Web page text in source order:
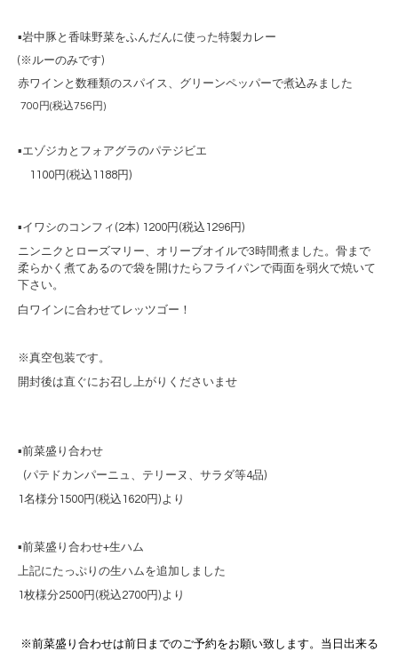
▪️岩中豚と香味野菜をふんだんに使った特製カレー
(※ルーのみです)
赤ワインと数種類のスパイス、グリーンペッパーで煮込みました
700円(税込756円)
▪️エゾジカとフォアグラのパテジビエ
1100円(税込1188円)
▪️イワシのコンフィ (2本) 1200円 (税込 1296円)
ニンニクとローズマリー、オリーブオイルで3時間煮ました。 骨まで
柔らかく煮てあるので袋を開けたらフライパンで両面を弱火で焼いて
下さい。
白ワインに合わせてレッツゴー！
※真空包装です。
開封後は直ぐにお召し上がりくださいませ
▪️前菜盛り合わせ
(パテドカンパーニュ、テリーヌ、サラダ等4品)
1名様分1500円(税込1620円)より
▪️前菜盛り合わせ+生ハム
上記にたっぷりの生ハムを追加しました
1枚様分2500円(税込2700円)より
※前菜盛り合わせは前日までのご予約をお願い致します。当日出来る